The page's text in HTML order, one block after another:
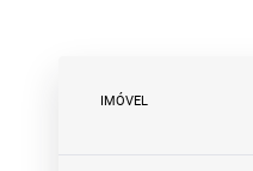
IMÓVEL